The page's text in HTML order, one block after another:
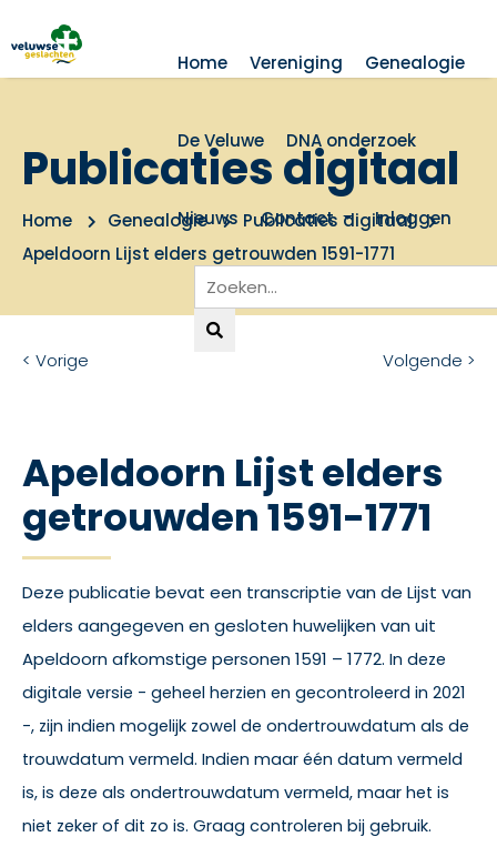
Home Vereniging Genealogie
De Veluwe DNA onderzoek
Nieuws Contact Inloggen
Publicaties digitaal
Home Genealogie
Publicaties digitaal
Apeldoorn Lijst elders getrouwden 1591-1771
< Vorige Volgende >
Apeldoorn Lijst elders
getrouwden 1591-1771
Deze publicatie bevat een transcriptie van de Lijst van
elders aangegeven en gesloten huwelijken van uit
Apeldoorn afkomstige personen 1591 – 1772. In deze
digitale versie - geheel herzien en gecontroleerd in 2021
-, zijn indien mogelijk zowel de ondertrouwdatum als de
trouwdatum vermeld. Indien maar één datum vermeld
is, is deze als ondertrouwdatum vermeld, maar het is
niet zeker of dit zo is. Graag controleren bij gebruik.